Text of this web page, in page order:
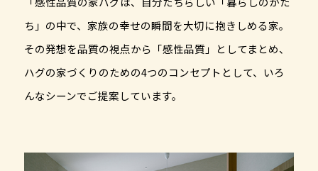
ち」の中で、家族の幸せの瞬間を大切に抱きしめる家。
その発想を品質の視点から「感性品質」としてまとめ、
ハグの家づくりのための4つのコンセプトとして、いろ
んなシーンでご提案しています。